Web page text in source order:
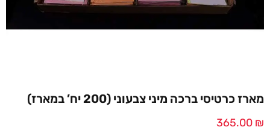
מארז כרטיסי ברכה מיני צבעוני (200 יח’ במארז)
365.00 ₪